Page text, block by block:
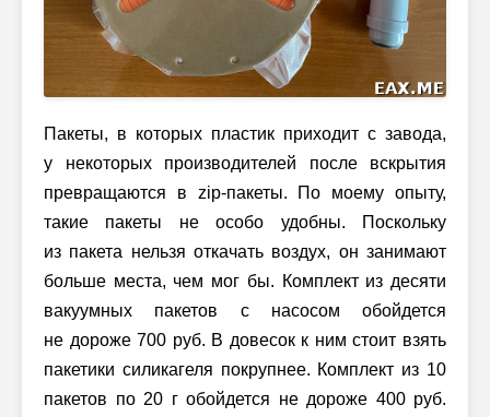
Пакеты, в которых пластик приходит с завода,
у некоторых производителей после вскрытия
превращаются в zip-пакеты. По моему опыту,
такие пакеты не особо удобны. Поскольку
из пакета нельзя откачать воздух, он занимают
больше места, чем мог бы. Комплект из десяти
вакуумных пакетов с насосом обойдется
не дороже 700 руб. В довесок к ним стоит взять
пакетики силикагеля покрупнее. Комплект из 10
пакетов по 20 г обойдется не дороже 400 руб.